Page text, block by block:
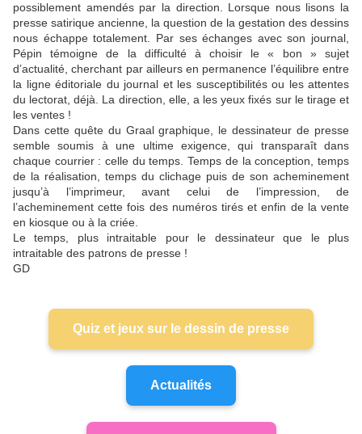
possiblement amendés par la direction. Lorsque nous lisons la
presse satirique ancienne, la question de la gestation des dessins
nous échappe totalement. Par ses échanges avec son journal,
Pépin témoigne de la difficulté à choisir le « bon » sujet
d’actualité, cherchant par ailleurs en permanence l’équilibre entre
la ligne éditoriale du journal et les susceptibilités ou les attentes
du lectorat, déjà. La direction, elle, a les yeux fixés sur le tirage et
les ventes !
Dans cette quête du Graal graphique, le dessinateur de presse
semble soumis à une ultime exigence, qui transparaît dans
chaque courrier : celle du temps. Temps de la conception, temps
de la réalisation, temps du clichage puis de son acheminement
jusqu’à l’imprimeur, avant celui de l’impression, de
l’acheminement cette fois des numéros tirés et enfin de la vente
en kiosque ou à la criée.
Le temps, plus intraitable pour le dessinateur que le plus
intraitable des patrons de presse !
GD
Quiz et jeux sur le dessin de presse
Actualités